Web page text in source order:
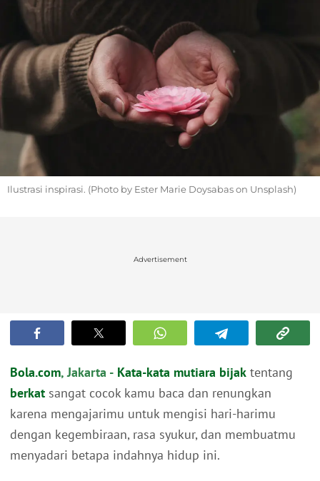
Ilustrasi inspirasi. (Photo by Ester Marie Doysabas on Unsplash)
Advertisement
Bola.com, Jakarta - Kata-kata mutiara bijak tentang
berkat sangat cocok kamu baca dan renungkan
karena mengajarimu untuk mengisi hari-harimu
dengan kegembiraan, rasa syukur, dan membuatmu
menyadari betapa indahnya hidup ini.